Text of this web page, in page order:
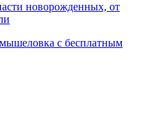
новорожденных, от
с бесплатным